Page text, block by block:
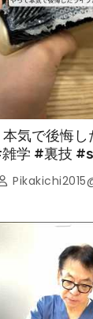
気で後悔
雑学 #裏技